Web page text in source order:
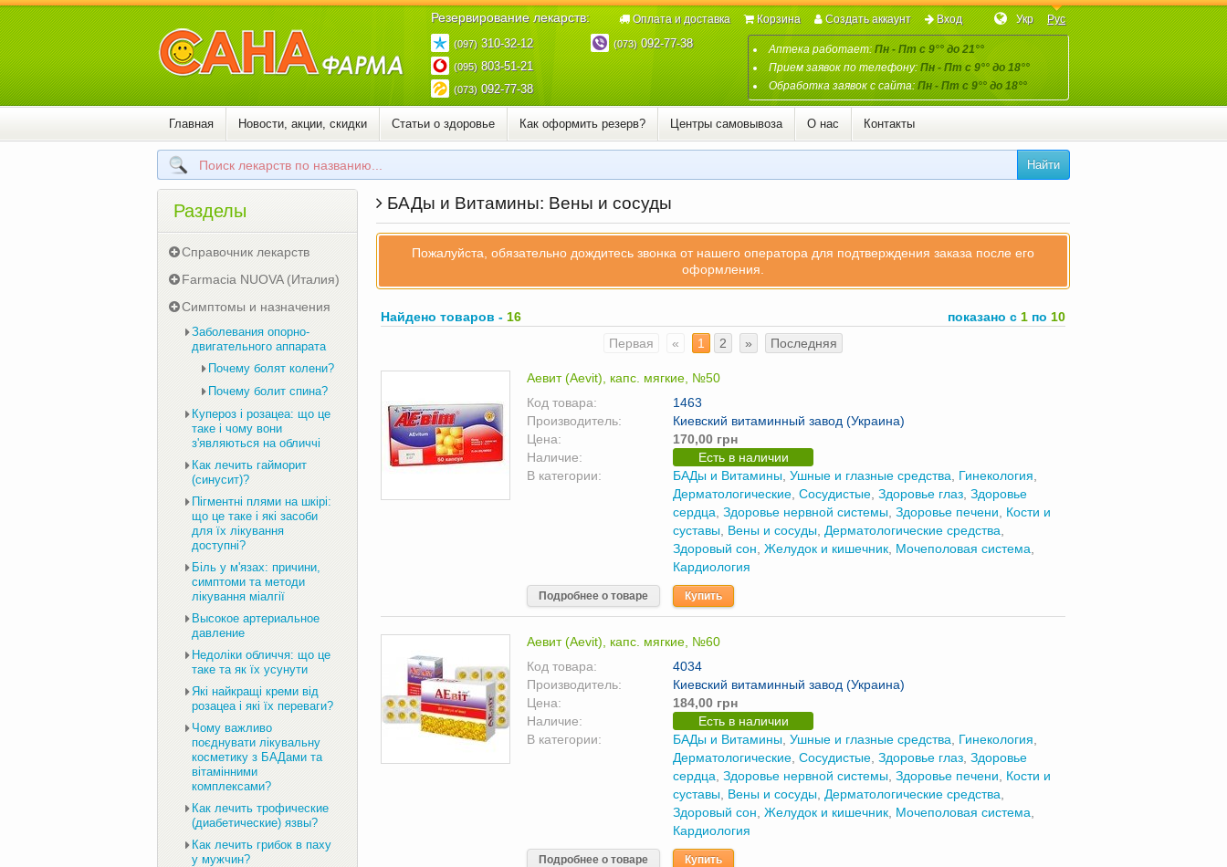
Резервирование лекарств:
(097)310-32-12
(095)803-51-21
(073)092-77-38
(073)092-77-38 Аптека работает:Пн - Пт с 9°° до 21°°
Прием заявок по телефону:Пн - Пт с 9°° до 18°°
Обработка заявок с сайта:Пн - Пт с 9°° до 18°°
Укр Рус
Оплата и доставка Корзина Создать аккаунт Вход
Главная Новости, акции, скидки Статьи о здоровье Как оформить резерв? Центры самовывоза О нас Контакты
Найти
БАДы и Витамины: Вены и сосуды
Пожалуйста, обязательно дождитесь звонка от нашего оператора для подтверждения заказа после его
оформления.
Найдено товаров - 16 показано с 1 по 10
Первая
« 1 2 » Последняя
Аевит (Aevit), капс. мягкие, №50
Код товара:
1463
Производитель:
Киевский витаминный завод (Украина)
Цена:
170,00 грн
Наличие:
Есть в наличии
В категории:
БАДы и Витамины Ушные и глазные средства Гинекология
Дерматологические Сосудистые Здоровье глаз Здоровье
сердца Здоровье нервной системы Здоровье печени
Кости и
суставы Вены и сосуды Дерматологические средства
Здоровый сон Желудок и кишечник Мочеполовая система
Кардиология
Подробнее о товаре Купить
Аевит (Aevit), капс. мягкие, №60
Код товара:
4034
Производитель:
Киевский витаминный завод (Украина)
Цена:
184,00 грн
Наличие:
Есть в наличии
В категории:
БАДы и Витамины Ушные и глазные средства Гинекология
Дерматологические Сосудистые Здоровье глаз Здоровье
сердца Здоровье нервной системы Здоровье печени
Кости и
суставы Вены и сосуды Дерматологические средства
Здоровый сон Желудок и кишечник Мочеполовая система
Кардиология
Подробнее о товаре Купить
Разделы
Справочник лекарств
Farmacia NUOVA (Италия)
Симптомы и назначения
Заболевания опорно-
двигательного аппарата
Почему болят колени?
Почему болит спина?
Купероз і розацеа: що це
таке і чому вони
з'являються на обличчі
Как лечить гайморит
(синусит)?
Пігментні плями на шкірі:
що це таке і які засоби
для їх лікування
доступні?
Біль у м'язах: причини,
симптоми та методи
лікування міалгії
Высокое артериальное
давление
Недоліки обличчя: що це
таке та як їх усунути
Які найкращі креми від
розацеа і які їх переваги?
Чому важливо
поєднувати лікувальну
косметику з БАДами та
вітамінними
комплексами?
Как лечить трофические
(диабетические) язвы?
Как лечить грибок в паху
у мужчин?